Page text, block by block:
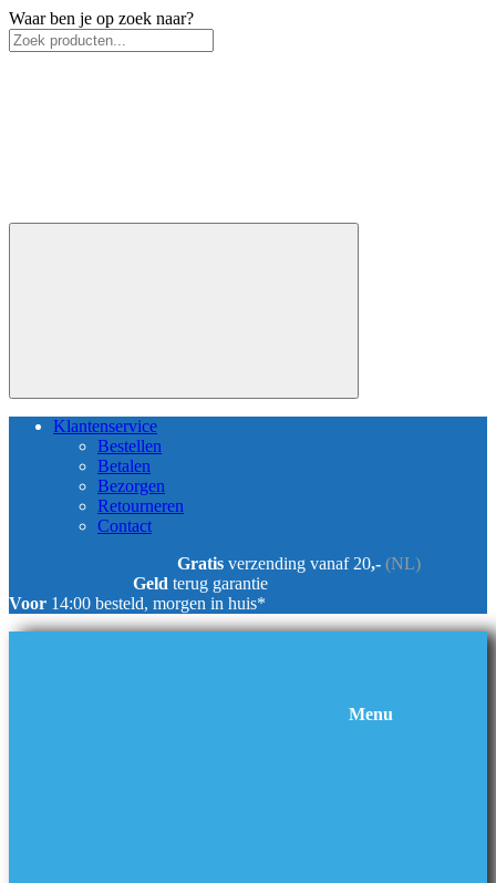
Waar ben je op zoek naar?
Klantenservice
Bestellen
Betalen
Bezorgen
Retourneren
Contact
Gratis verzending vanaf 20,- (NL)
Geld terug garantie
Voor 14:00 besteld, morgen in huis*
Menu